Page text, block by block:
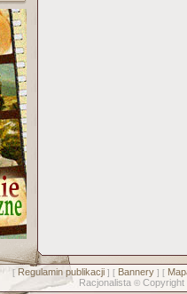
[ Regulamin publikacji] [ Bannery] [
Racjonalista © Copyright